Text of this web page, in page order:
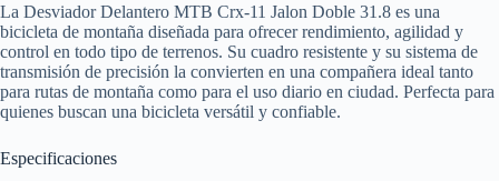
La Desviador Delantero MTB Crx-11 Jalon Doble 31.8 es una
bicicleta de montaña diseñada para ofrecer rendimiento, agilidad y
control en todo tipo de terrenos. Su cuadro resistente y su sistema de
transmisión de precisión la convierten en una compañera ideal tanto
para rutas de montaña como para el uso diario en ciudad. Perfecta para
quienes buscan una bicicleta versátil y confiable.
Especificaciones